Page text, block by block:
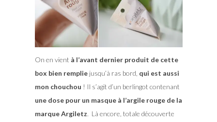
On en vient à l’avant dernier produit de cette
box bien rempliejusqu’à ras bord, qui est aussi
mon chouchou ! Il s’agit d’un berlingot contenant
une dose pour un masque à l’argile rouge de la
marque Argiletz. Là encore, totale découverte